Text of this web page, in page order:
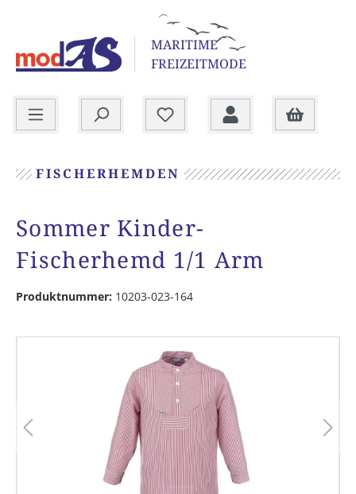
MARITIME
FREIZEITMODE
FISCHERHEMDEN
Sommer Kinder-
Fischerhemd 1/1 Arm
Produktnummer: 10203-023-164